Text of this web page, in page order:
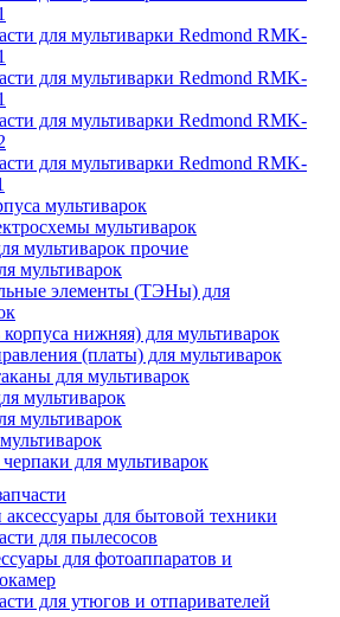
для мультиварки Redmond RMK-
для мультиварки Redmond RMK-
для мультиварки Redmond RMK-
для мультиварки Redmond RMK-
мультиварок
мультиварок
мультиварок прочие
мультиварок
элементы (ТЭНы) для
корпуса нижняя) для мультиварок
(платы) для мультиварок
для мультиварок
мультиварок
мультиварок
для мультиварок
аксессуары для бытовой техники
для пылесосов
для фотоаппаратов и
для утюгов и отпаривателей